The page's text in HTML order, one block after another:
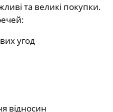
та великі покупки.
угод
відносин